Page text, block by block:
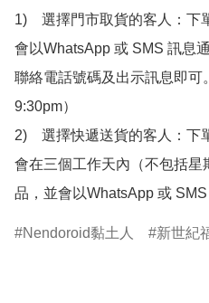
1)　選擇門市取貨的客人：下
會以WhatsApp 或 SMS 訊息
聯絡電話號碼及出示訊息即可
9:30pm）
2)　選擇快遞送貨的客人：下
會在三個工作天內（不包括
品，並會以WhatsApp 或 SMS
Nendoroid黏土人 新世紀